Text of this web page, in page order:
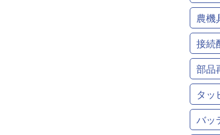
農機
接続
部品
タッ
バッ